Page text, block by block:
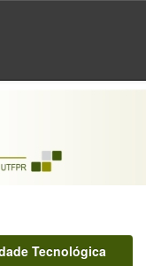
Tecnológica